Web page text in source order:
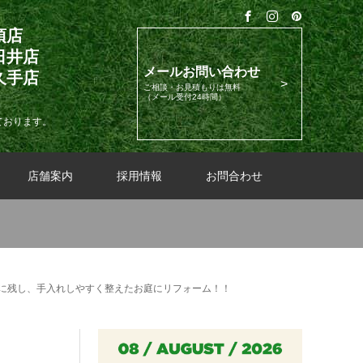
店
井店
手店
おります。
メールお問い合わせ
ご相談・お見積もりは無料
（メール受付24時間）
店舗案内 採用情報 お問合わせ
し、手入れしやすく整えたお庭にリフォーム！！